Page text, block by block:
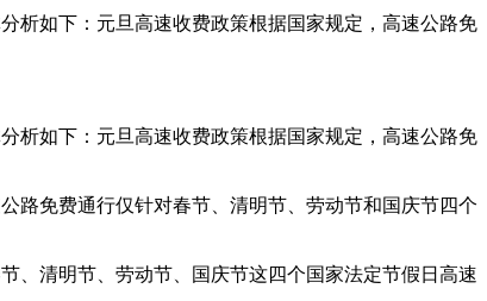
析如下：元旦高速收费政策根据国家规定，高速公路免
析如下：元旦高速收费政策根据国家规定，高速公路免
路免费通行仅针对春节、清明节、劳动节和国庆节四个
、清明节、劳动节、国庆节这四个国家法定节假日高速